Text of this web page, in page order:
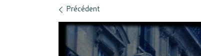
Navigation des images
Précédent